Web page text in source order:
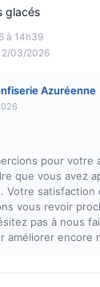
à 14h39
03/2026
glacés
Azuréenne
pour votre
que vous avez
Votre
vous revoir
pas à nous
améliorer encore